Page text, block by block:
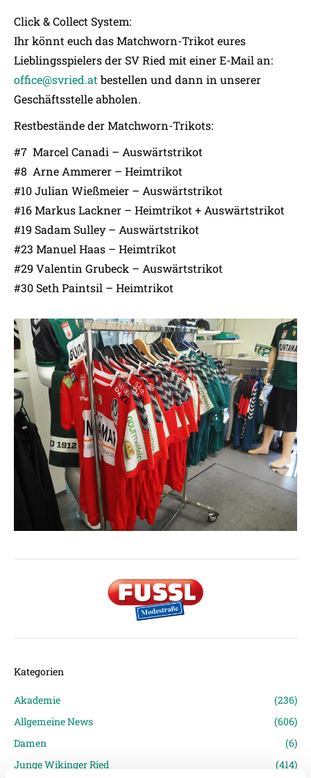
Click & Collect System:
Ihr könnt euch das Matchworn-Trikot eures
Lieblingsspielers der SV Ried mit einer E-Mail an:
office@svried.at bestellen und dann in unserer
Geschäftsstelle abholen.
Restbestände der Matchworn-Trikots:
#7 Marcel Canadi – Auswärtstrikot
#8 Arne Ammerer – Heimtrikot
#10 Julian Wießmeier – Auswärtstrikot
#16 Markus Lackner – Heimtrikot + Auswärtstrikot
#19 Sadam Sulley – Auswärtstrikot
#23 Manuel Haas – Heimtrikot
#29 Valentin Grubeck – Auswärtstrikot
#30 Seth Paintsil – Heimtrikot
Kategorien
Akademie
(236)
Allgemeine News
(606)
Damen
(6)
Junge Wikinger Ried
(414)